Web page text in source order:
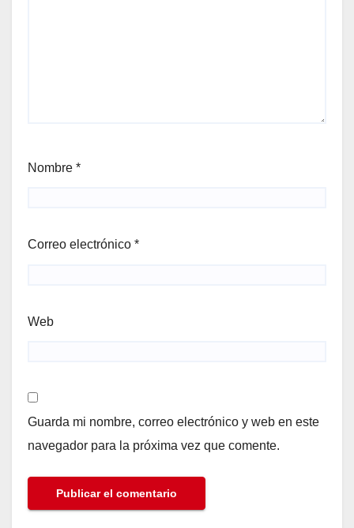
Nombre *
Correo electrónico *
Web
Guarda mi nombre, correo electrónico y web en este
navegador para la próxima vez que comente.